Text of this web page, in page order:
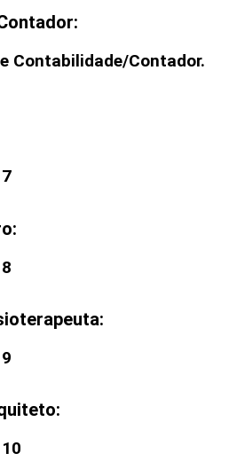
Contabilidade/Contador.